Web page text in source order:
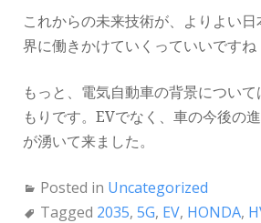
これからの未来技術が、よりよい
界に働きかけていくっていいですね
もっと、電気自動車の背景につい
もりです。EVでなく、車の今後の
が湧いて来ました。
Posted in Uncategorized
Tagged 2035, 5G, EV, HONDA,